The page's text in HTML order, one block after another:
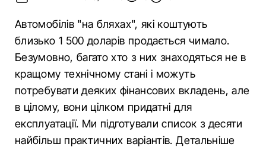
Автомобілів "на бляхах", які коштують
близько 1 500 доларів продається чимало.
Безумовно, багато хто з них знаходяться не в
кращому технічному стані і можуть
потребувати деяких фінансових вкладень, але
в цілому, вони цілком придатні для
експлуатації. Ми підготували список з десяти
найбільш практичних варіантів. Детальніше